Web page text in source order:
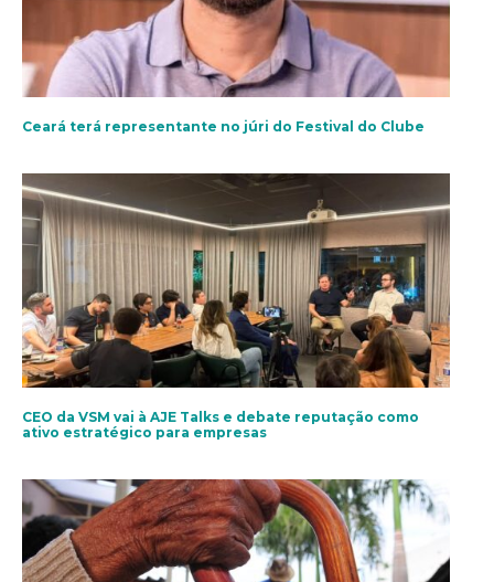
Ceará terá representante no júri do Festival do Clube
CEO da VSM vai à AJE Talks e debate reputação como
ativo estratégico para empresas